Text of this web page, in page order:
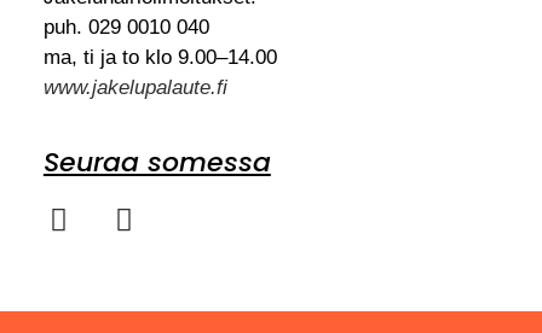
puh. 029 0010 040
ma, ti ja to klo 9.00–14.00
www.jakelupalaute.fi
Seuraa somessa